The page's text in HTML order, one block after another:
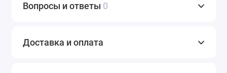
Вопросы и ответы 0
Доставка и оплата